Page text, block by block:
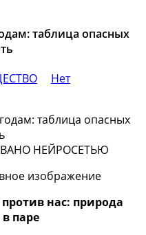
таблица опасных
Нет
НЕЙРОСЕТЬЮ
изображение
нас: природа
паре